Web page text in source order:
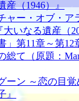
産（1946）』
ャー・オブ・ア
いなる遺産（
」第11章～第12
総て（原題：
ーン ～恋の目覚
』